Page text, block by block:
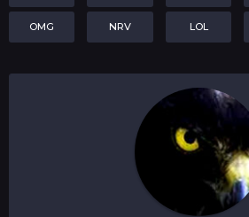
OMG NRV LOL